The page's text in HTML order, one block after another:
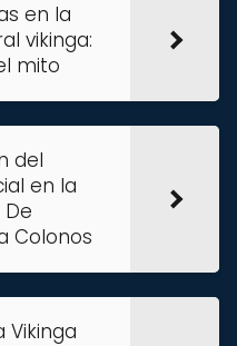
en la
vikinga:
mito
del
en la
De
Colonos
Vikinga